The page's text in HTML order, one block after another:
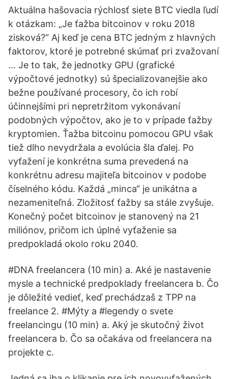
Aktuálna hašovacia rýchlosť siete BTC viedla ľudí
k otázkam: „Je ťažba bitcoinov v roku 2018
zisková?“ Aj keď je cena BTC jedným z hlavných
faktorov, ktoré je potrebné skúmať pri zvažovaní
… Je to tak, že jednotky GPU (grafické
výpočtové jednotky) sú špecializovanejšie ako
bežne používané procesory, čo ich robí
účinnejšími pri nepretržitom vykonávaní
podobných výpočtov, ako je to v prípade ťažby
kryptomien. Ťažba bitcoinu pomocou GPU však
tiež dlho nevydržala a evolúcia šla ďalej. Po
vyťažení je konkrétna suma prevedená na
konkrétnu adresu majiteľa bitcoinov v podobe
číselného kódu. Každá „minca“ je unikátna a
nezameniteľná. Zložitosť ťažby sa stále zvyšuje.
Konečný počet bitcoinov je stanovený na 21
miliónov, pričom ich úplné vyťaženie sa
predpokladá okolo roku 2040.
#DNA freelancera (10 min) a. Aké je nastavenie
mysle a technické predpoklady freelancera b. Čo
je dôležité vedieť, keď prechádzaš z TPP na
freelance 2. #Mýty a #legendy o svete
freelancingu (10 min) a. Aký je skutočný život
freelancera b. Čo sa očakáva od freelancera na
projekte c.